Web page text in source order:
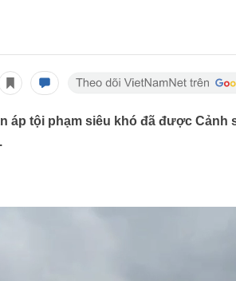
áp tội phạm siêu khó đã được